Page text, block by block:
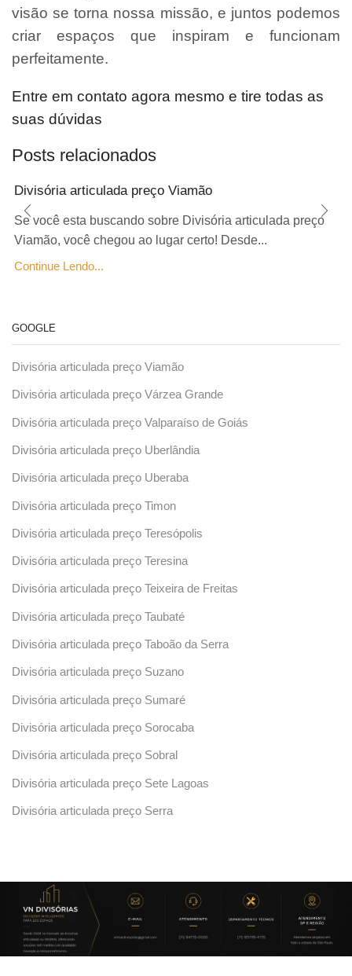
visão se torna nossa missão, e juntos podemos
criar espaços que inspiram e funcionam
perfeitamente.
Entre em contato agora mesmo e tire todas as
suas dúvidas
Posts relacionados
Divisória articulada preço Viamão
Se você esta buscando sobre Divisória articulada preço
Viamão, você chegou ao lugar certo! Desde...
Continue Lendo...
GOOGLE
Divisória articulada preço Viamão
Divisória articulada preço Várzea Grande
Divisória articulada preço Valparaíso de Goiás
Divisória articulada preço Uberlândia
Divisória articulada preço Uberaba
Divisória articulada preço Timon
Divisória articulada preço Teresópolis
Divisória articulada preço Teresina
Divisória articulada preço Teixeira de Freitas
Divisória articulada preço Taubaté
Divisória articulada preço Taboão da Serra
Divisória articulada preço Suzano
Divisória articulada preço Sumaré
Divisória articulada preço Sorocaba
Divisória articulada preço Sobral
Divisória articulada preço Sete Lagoas
Divisória articulada preço Serra